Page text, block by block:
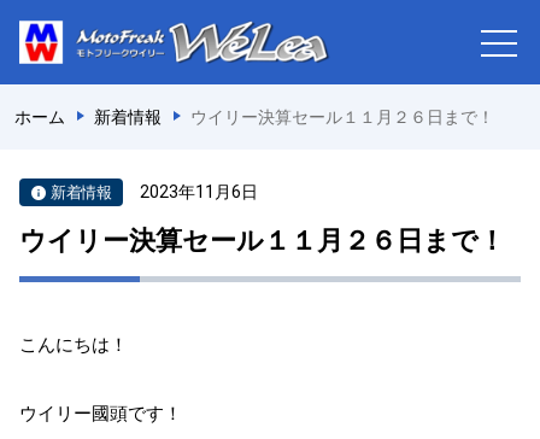
ホーム 新着情報 ウイリー決算セール１１月２６日まで！
新着情報 2023年11月6日
ウイリー決算セール１１月２６日まで！
こんにちは！
ウイリー國頭です！